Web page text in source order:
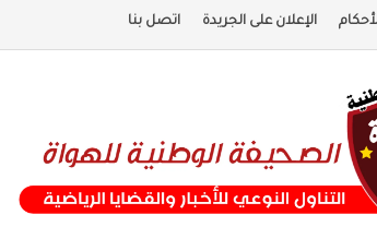
الإعلان على الجريدة اتصل بنا